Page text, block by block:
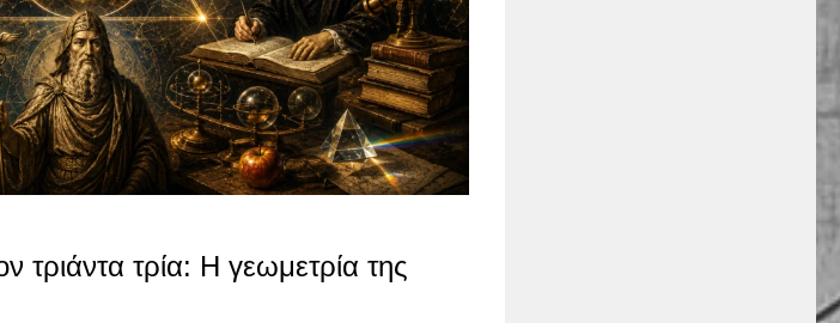
τριάντα τρία: Η γεωμετρία της